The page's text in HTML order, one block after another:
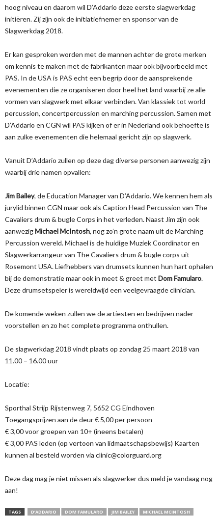
hoog niveau en daarom wil D’Addario deze eerste slagwerkdag
initiëren. Zij zijn ook de initiatiefnemer en sponsor van de
Slagwerkdag 2018.
Er kan gesproken worden met de mannen achter de grote merken
om kennis te maken met de fabrikanten maar ook bijvoorbeeld met
PAS. In de USA is PAS echt een begrip door de aansprekende
evenementen die ze organiseren door heel het land waarbij ze alle
vormen van slagwerk met elkaar verbinden. Van klassiek tot world
percussion, concertpercussion en marching percussion. Samen met
D’Addario en CGN wil PAS kijken of er in Nederland ook behoefte is
aan zulke evenementen die helemaal gericht zijn op slagwerk.
Vanuit D’Addario zullen op deze dag diverse personen aanwezig zijn
waarbij drie namen opvallen:
Jim Bailey, de Education Manager van D’Addario. We kennen hem als
jurylid binnen CGN maar ook als Caption Head Percussion van The
Cavaliers drum & bugle Corps in het verleden. Naast Jim zijn ook
aanwezigMichael McIntosh, nog zo’n grote naam uit de Marching
Percussion wereld. Michael is de huidige Muziek Coordinator en
Slagwerkarrangeur van The Cavaliers drum & bugle corps uit
Rosemont USA. Liefhebbers van drumsets kunnen hun hart ophalen
bij de demonstratie maar ook in meet & greet met Dom Famularo.
Deze drumsetspeler is wereldwijd een veelgevraagde clinician.
De komende weken zullen we de artiesten en bedrijven nader
voorstellen en zo het complete programma onthullen.
De slagwerkdag 2018 vindt plaats op zondag 25 maart 2018 van
11.00 – 16.00 uur
Locatie:
Sporthal Strijp Rijstenweg 7, 5652 CG Eindhoven
Toegangsprijzen aan de deur € 5,00 per persoon
€ 3,00 voor groepen van 10+ (ineens betalen)
€ 3,00 PAS leden (op vertoon van lidmaatschapsbewijs) Kaarten
kunnen al besteld worden via clinic@colorguard.org
Deze dag mag je niet missen als slagwerker dus meld je vandaag nog
aan!
TAGS D’ADDARIO DOM FAMULARO JIM BAILEY
MICHAEL MCINTOSH